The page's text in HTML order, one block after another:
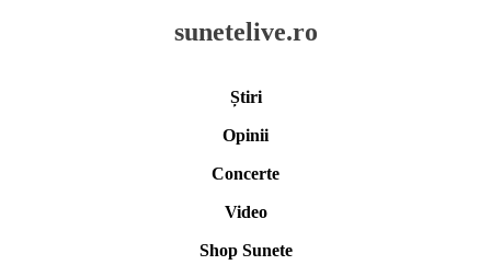
sunetelive.ro
Știri
Opinii
Concerte
Video
Shop Sunete